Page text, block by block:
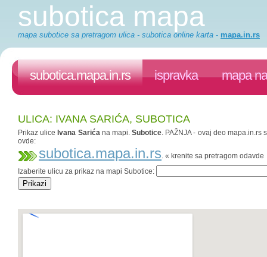
subotica mapa
mapa subotice sa pretragom ulica - subotica online karta - mapa.in.rs
subotica.mapa.in.rs ispravka mapa
ULICA: IVANA SARIĆA, SUBOTICA
Prikaz ulice Ivana Sarićana mapi.Subotice. PAŽNJA - ovaj deo
ovde:
subotica.mapa.in.rs. « krenite sa pretragom odavde
Izaberite ulicu za prikaz na mapi Subotice: